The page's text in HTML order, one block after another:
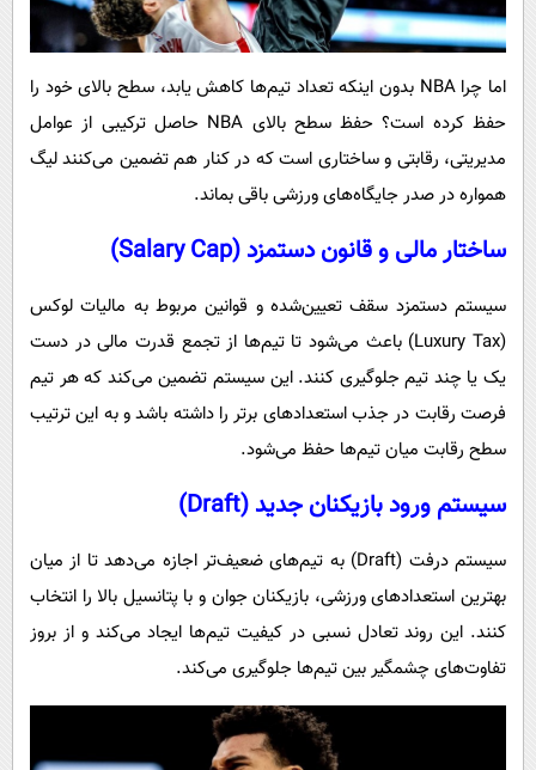
اما چرا NBA بدون اینکه تعداد تیم‌ها کاهش یابد، سطح بالای خود را
حفظ کرده است؟ حفظ سطح بالای NBA حاصل ترکیبی از عوامل
مدیریتی، رقابتی و ساختاری است که در کنار هم تضمین می‌کنند لیگ
همواره در صدر جایگاه‌های ورزشی باقی بماند.
ساختار مالی و قانون دستمزد (Salary Cap)
سیستم دستمزد سقف تعیین‌شده و قوانین مربوط به مالیات لوکس
(Luxury Tax) باعث می‌شود تا تیم‌ها از تجمع قدرت مالی در دست
یک یا چند تیم جلوگیری کنند. این سیستم تضمین می‌کند که هر تیم
فرصت رقابت در جذب استعدادهای برتر را داشته باشد و به این ترتیب
سطح رقابت میان تیم‌ها حفظ می‌شود.
سیستم ورود بازیکنان جدید (Draft)
سیستم درفت (Draft) به تیم‌های ضعیف‌تر اجازه می‌دهد تا از میان
بهترین استعدادهای ورزشی، بازیکنان جوان و با پتانسیل بالا را انتخاب
کنند. این روند تعادل نسبی در کیفیت تیم‌ها ایجاد می‌کند و از بروز
تفاوت‌های چشمگیر بین تیم‌ها جلوگیری می‌کند.